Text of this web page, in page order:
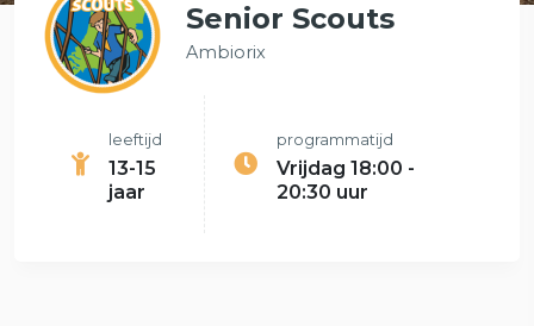
Senior Scouts
Ambiorix
leeftijd
13-15
jaar
programmatijd
Vrijdag 18:00 -
20:30 uur